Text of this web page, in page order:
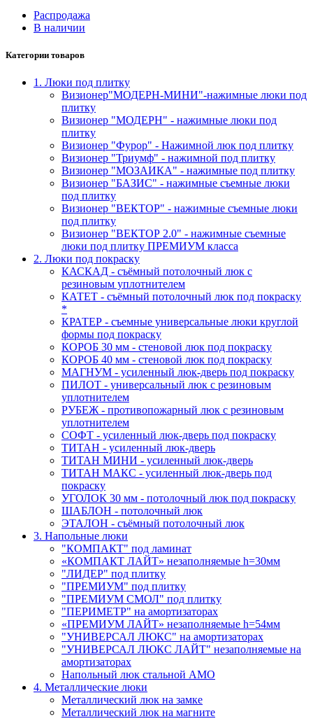
Распродажа
В наличии
Категории товаров
1. Люки под плитку
Визионер"МОДЕРН-МИНИ"-нажимные люки под
плитку
Визионер "МОДЕРН" - нажимные люки под
плитку
Визионер "Фурор" - Нажимной люк под плитку
Визионер "Триумф" - нажимной под плитку
Визионер "МОЗАИКА" - нажимные под плитку
Визионер "БАЗИС" - нажимные съемные люки
под плитку
Визионер "ВЕКТОР" - нажимные съемные люки
под плитку
Визионер "ВЕКТОР 2.0" - нажимные съемные
люки под плитку ПРЕМИУМ класса
2. Люки под покраску
КАСКАД - съёмный потолочный люк с
резиновым уплотнителем
КАТЕТ - съёмный потолочный люк под покраску
*
КРАТЕР - съемные универсальные люки круглой
формы под покраску
КОРОБ 30 мм - стеновой люк под покраску
КОРОБ 40 мм - стеновой люк под покраску
МАГНУМ - усиленный люк-дверь под покраску
ПИЛОТ - универсальный люк с резиновым
уплотнителем
РУБЕЖ - противопожарный люк с резиновым
уплотнителем
СОФТ - усиленный люк-дверь под покраску
ТИТАН - усиленный люк-дверь
ТИТАН МИНИ - усиленный люк-дверь
ТИТАН МАКС - усиленный люк-дверь под
покраску
УГОЛОК 30 мм - потолочный люк под покраску
ШАБЛОН - потолочный люк
ЭТАЛОН - съёмный потолочный люк
3. Напольные люки
"КОМПАКТ" под ламинат
«КОМПАКТ ЛАЙТ» незаполняемые h=30мм
"ЛИДЕР" под плитку
"ПРЕМИУМ" под плитку
"ПРЕМИУМ СМОЛ" под плитку
"ПЕРИМЕТР" на амортизаторах
«ПРЕМИУМ ЛАЙТ» незаполняемые h=54мм
"УНИВЕРСАЛ ЛЮКС" на амортизаторах
"УНИВЕРСАЛ ЛЮКС ЛАЙТ" незаполняемые на
амортизаторах
Напольный люк стальной АМО
4. Металлические люки
Металлический люк на замке
Металлический люк на магните